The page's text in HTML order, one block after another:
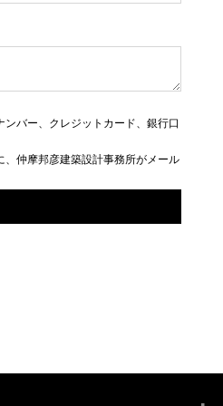
バー、クレジットカード、銀行口
仲摩邦彦建築設計事務所がメール